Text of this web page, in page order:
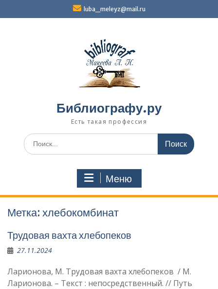
luba_meleyz@mail.ru
Библиографу.ру
Есть такая профессия
Поиск
по:
Меню
Метка: хлебокомбинат
Трудовая вахта хлебопеков
27.11.2024
Ларионова, М. Трудовая вахта хлебопеков / М.
Ларионова. – Текст : непосредственный. // Путь